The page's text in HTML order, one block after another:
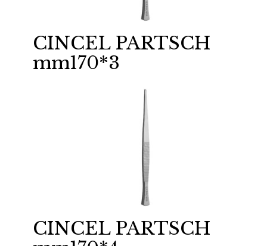
CINCEL PARTSCH
mm170*3
CINCEL PARTSCH